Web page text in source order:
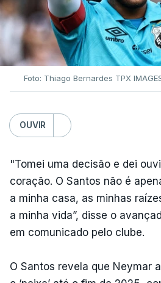
Foto: Thiago Bernardes TPX
OUVIR
"Tomei uma decisão e dei
coração. O Santos não é
a minha casa, as minhas
a minha vida”, disse o
em comunicado pelo clube.
O Santos revela que Neymar